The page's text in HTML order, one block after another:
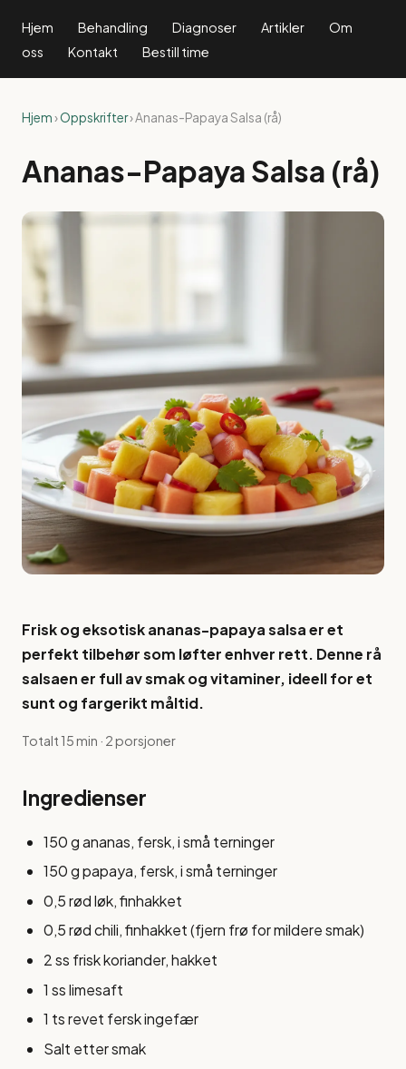
Hjem Behandling Diagnoser Artikler
Om
oss
Kontakt Bestill time
Hjem›Oppskrifter› Ananas-Papaya Salsa (rå)
Ananas-Papaya Salsa (rå)
Frisk og eksotisk ananas-papaya salsa er et
perfekt tilbehør som løfter enhver rett. Denne rå
salsaen er full av smak og vitaminer, ideell for et
sunt og fargerikt måltid.
Totalt 15 min · 2 porsjoner
Ingredienser
150 g ananas, fersk, i små terninger
150 g papaya, fersk, i små terninger
0,5 rød løk, finhakket
0,5 rød chili, finhakket (fjern frø for mildere smak)
2 ss frisk koriander, hakket
1 ss limesaft
1 ts revet fersk ingefær
Salt etter smak